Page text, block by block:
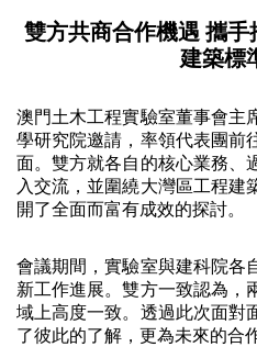
雙方共商合作機遇 攜
建築標
澳門土木工程實驗室董事會主
學研究院邀請，率領代表團前
面。雙方就各自的核心業務、
入交流，並圍繞大灣區工程建
開了全面而富有成效的探討。
會議期間，實驗室與建科院各
新工作進展。雙方一致認為，
域上高度一致。透過此次面對
了彼此的了解，更為未來的合